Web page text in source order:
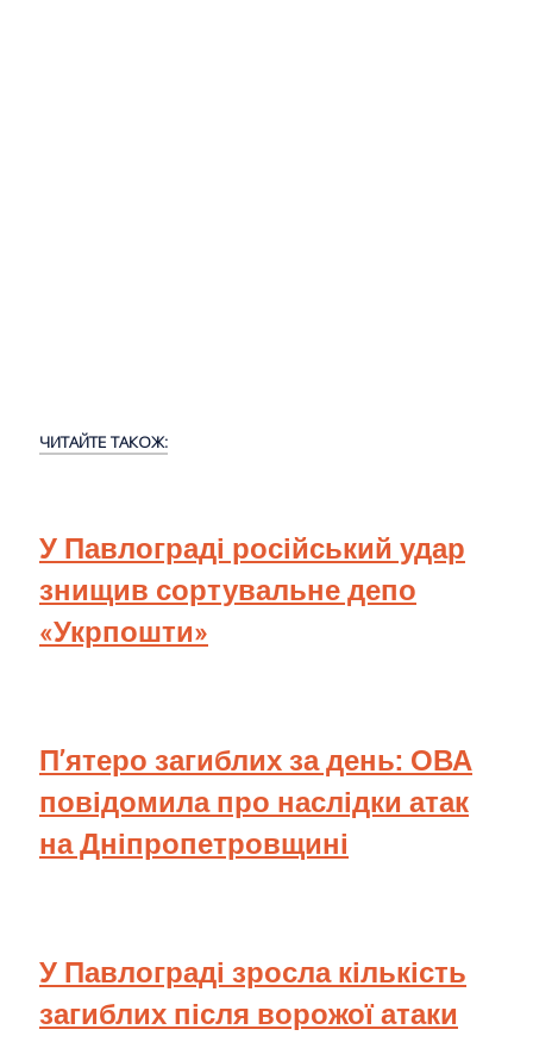
ЧИТАЙТЕ ТАКОЖ:
У Павлограді російський удар
знищив сортувальне депо
«Укрпошти»
П’ятеро загиблих за день: ОВА
повідомила про наслідки атак
на Дніпропетровщині
У Павлограді зросла кількість
загиблих після ворожої атаки